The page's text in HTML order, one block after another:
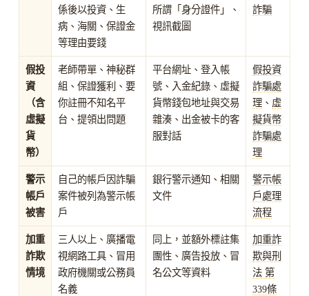
係後以投資、生
病、海關、保證金
等理由要錢
所謂「身分證件」、
視訊截圖
詐騙
假投
資
（含
虛擬
貨
幣）
老師帶單、神秘群
組、保證獲利、要
你註冊不知名平
台、提領出問題
平台網址、登入帳
號、入金紀錄、虛擬
貨幣錢包地址與交易
雜湊、出金被卡的客
服對話
假投資
詐騙處
理、 虛
擬貨幣
詐騙處
理
警示
帳戶
被害
自己的帳戶因詐騙
案件被列為警示帳
戶
銀行警示通知、相關
文件
警示帳
戶處理
流程
加重
詐欺
情境
三人以上、廣播電
視網路工具、冒用
政府機關或公務員
名義
同上，並額外標註集
團性、廣告投放、冒
名公文等資料
加重詐
欺與刑
法 第
339條